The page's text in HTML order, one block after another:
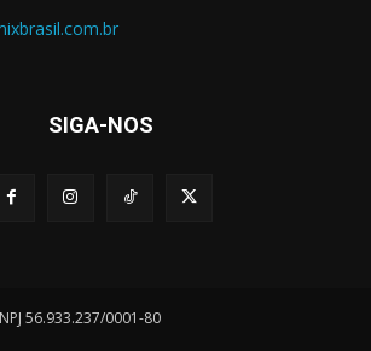
SIGA-NOS
56.933.237/0001-80